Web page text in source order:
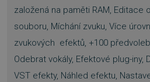
založená na paměti RAM, Editace
souboru, Míchání zvuku, Více
zvukových efektů, +100
Odebrat vokály, Efektové plug-iny,
VST efekty, Náhled efektu,